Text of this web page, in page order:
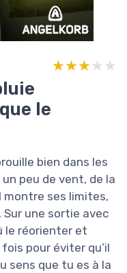
le
★★★★★
★★★★★
bien dans les
peu de vent, de la
montre ses limites,
une sortie avec
le réorienter et
pour éviter qu’il
sens que tu es à la